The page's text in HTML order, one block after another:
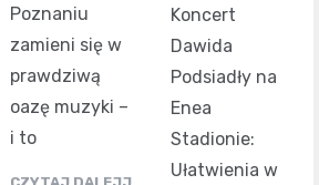
Poznaniu
zamieni się w
prawdziwą
oazę muzyki –
i to
Koncert
Dawida
Podsiadły na
Enea
Stadionie:
Ułatwienia w